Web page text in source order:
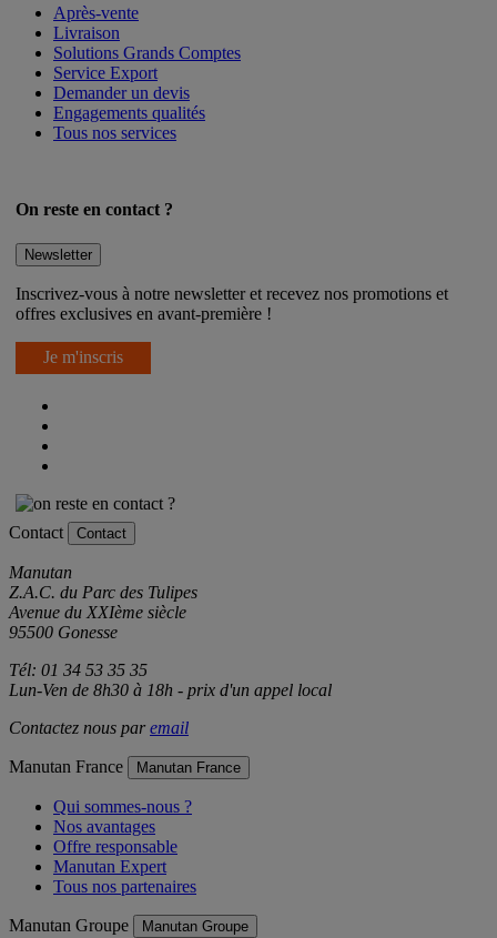
Après-vente
Livraison
Solutions Grands Comptes
Service Export
Demander un devis
Engagements qualités
Tous nos services
On reste en contact ?
Newsletter
Inscrivez-vous à notre newsletter et recevez nos promotions et
offres exclusives en avant-première !
Je m'inscris
Contact Contact
Manutan
Z.A.C. du Parc des Tulipes
Avenue du XXIème siècle
95500 Gonesse
Tél: 01 34 53 35 35
Lun-Ven de 8h30 à 18h - prix d'un appel local
Contactez nous paremail
Manutan France Manutan France
Qui sommes-nous ?
Nos avantages
Offre responsable
Manutan Expert
Tous nos partenaires
Manutan Groupe Manutan Groupe